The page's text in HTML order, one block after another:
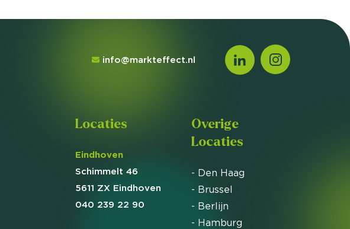
info@markteffect.nl
Locaties
Eindhoven
Schimmelt 46
5611 ZX Eindhoven
040 239 22 90
Overige
Locaties
- Den Haag
- Brussel
- Berlijn
- Hamburg